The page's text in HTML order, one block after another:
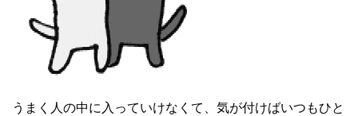
うまく人の中に入っていけなくて、気が付けばいつもひと